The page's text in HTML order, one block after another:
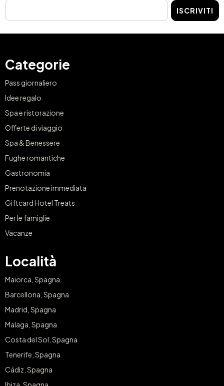
ISCRIVITI
Categorie
Pass giornaliero
Idee regalo
Spa e ristorazione
Offerte di viaggio
Spa & Benessere
Fughe romantiche
Gastronomia
Prenotazione immediata
Giftcard Hotel Treats
Per le famiglie
Vacanze
Località
Maiorca, Spagna
Barcellona, Spagna
Madrid, Spagna
Malaga, Spagna
Costa del Sol, Spagna
Tenerife, Spagna
Cádiz, Spagna